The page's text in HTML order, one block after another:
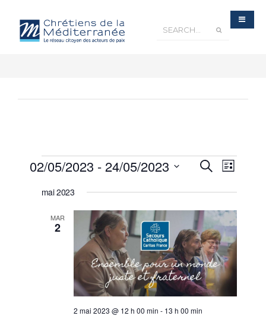
Recherche
et
navigation
Recherche
de
Liste
02/05/2023 - 24/05/2023
unemai 2023
MAR
2
2 mai 2023 @ 12 h 00 min - 13 h 00 min